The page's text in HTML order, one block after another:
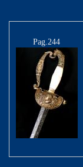
Pag.244